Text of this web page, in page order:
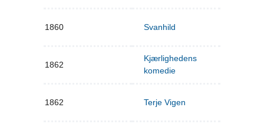
1860 Svanhild
1862
Kjærlighedens
komedie
1862 Terje Vigen